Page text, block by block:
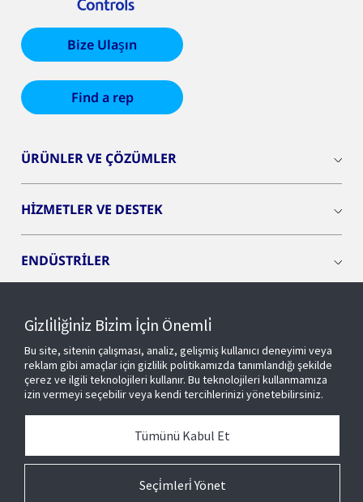
Bize Ulaşın
Find a rep
ÜRÜNLER VE ÇÖZÜMLER
HİZMETLER VE DESTEK
ENDÜSTRİLER
OPENBLUE
AKILLI BİNALAR
HAKKIMIZDA
Gi̇zli̇li̇ği̇ni̇z Bi̇zi̇m İçi̇n Önemli̇
Bu site, sitenin çalışması, analiz, gelişmiş kullanıcı deneyimi veya
reklam gibi amaçlar için gizlilik politikamızda tanımlandığı şekilde
çerez ve ilgili teknolojileri kullanır. Bu teknolojileri kullanmamıza
izin vermeyi seçebilir veya kendi tercihlerinizi yönetebilirsiniz.
Seçi̇mleri̇ Yönet
Tümünü Kabul Et